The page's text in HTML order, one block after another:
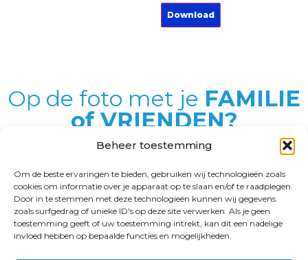
Beheer toestemming
Om de beste ervaringen te bieden, gebruiken wij technologieën zoals
cookies om informatie over je apparaat op te slaan en/of te raadplegen.
Door in te stemmen met deze technologieën kunnen wij gegevens
zoals surfgedrag of unieke ID's op deze site verwerken. Als je geen
toestemming geeft of uw toestemming intrekt, kan dit een nadelige
invloed hebben op bepaalde functies en mogelijkheden.
Download
Op de foto met je FAMILIE
of VRIENDEN?
PARTICULIER
MENU
Ons MEER
DIENSTEN
Bedrijf in beeld